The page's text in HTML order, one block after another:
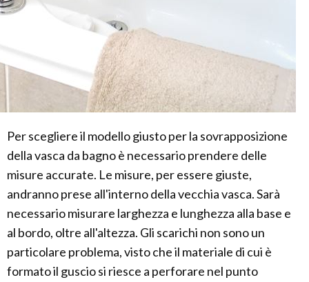
Per scegliere il modello giusto per la sovrapposizione
della vasca da bagno è necessario prendere delle
misure accurate. Le misure, per essere giuste,
andranno prese all'interno della vecchia vasca. Sarà
necessario misurare larghezza e lunghezza alla base e
al bordo, oltre all'altezza. Gli scarichi non sono un
particolare problema, visto che il materiale di cui è
formato il guscio si riesce a perforare nel punto